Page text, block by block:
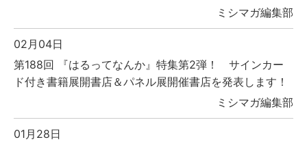
ミシマガ編集部
02月04日
第188回 『はるってなんか』特集第2弾！ サインカー
ド付き書籍展開書店＆パネル展開催書店を発表します！
ミシマガ編集部
01月28日